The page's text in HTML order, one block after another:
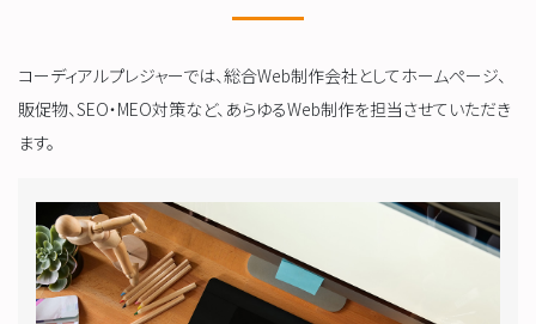
コーディアルプレジャーでは、総合Web制作会社としてホームぺージ、
販促物、SEO・MEO対策など、あらゆるWeb制作を担当させていただき
ます。